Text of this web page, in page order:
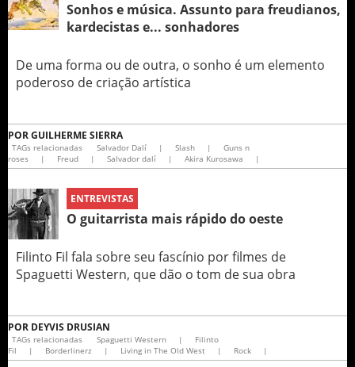
Sonhos e música. Assunto para freudianos,
kardecistas e... sonhadores
De uma forma ou de outra, o sonho é um elemento
poderoso de criação artística
PORGUILHERME SIERRA
TAGs relacionadas Salvador Dalí | Slash |
Guns n
roses
| Freud | Salvador dalí | Akira Kurosawa |
ENTREVISTAS
O guitarrista mais rápido do oeste
Filinto Fil fala sobre seu fascínio por filmes de
Spaguetti Western, que dão o tom de sua obra
POR DEYVIS DRUSIAN
TAGs relacionadas Spaguetti Western |
Filinto
Fil
| Borderlinerz | Living in The Old West | Rock |